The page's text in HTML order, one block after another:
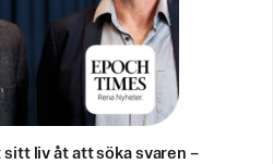
liv åt att söka svaren –